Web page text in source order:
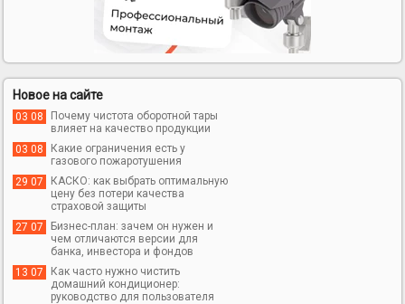
Новое на сайте
03 08
Почему чистота оборотной тары
влияет на качество продукции
03 08
Какие ограничения есть у
газового пожаротушения
29 07
КАСКО: как выбрать оптимальную
цену без потери качества
страховой защиты
27 07
Бизнес-план: зачем он нужен и
чем отличаются версии для
банка, инвестора и фондов
13 07
Как часто нужно чистить
домашний кондиционер:
руководство для пользователя